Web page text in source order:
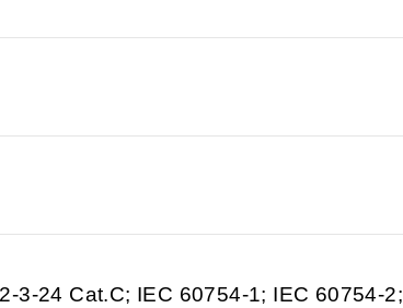
3-24 Cat.C; IEC 60754-1; IEC 60754-2;